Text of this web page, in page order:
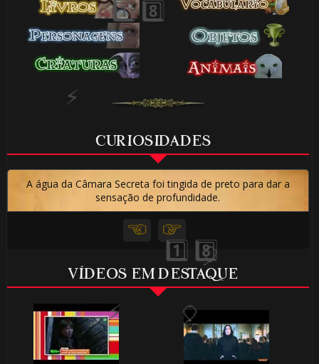
CURIOSIDADES
A água da Câmara Secreta foi tingida de preto para dar a
sensação de profundidade.
VÍDEOS EM DESTAQUE
🎈